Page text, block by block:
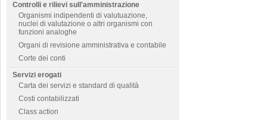
Controlli e rilievi sull'amministrazione
Organismi indipendenti di valutuazione,
nuclei di valutazione o altri organismi con
funzioni analoghe
Organi di revisione amministrativa e contabile
Corte dei conti
Servizi erogati
Carta dei servizi e standard di qualità
Costi contabilizzati
Class action